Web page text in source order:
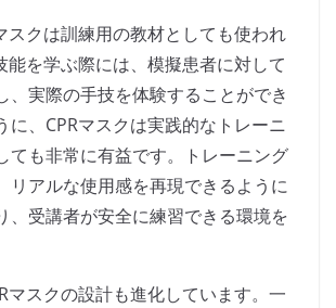
スクは訓練用の教材としても使われ
能を学ぶ際には、模擬患者に対して
、実際の手技を体験することができ
に、CPRマスクは実践的なトレーニ
ても非常に有益です。トレーニング
リアルな使用感を再現できるように
、受講者が安全に練習できる環境を
マスクの設計も進化しています。一